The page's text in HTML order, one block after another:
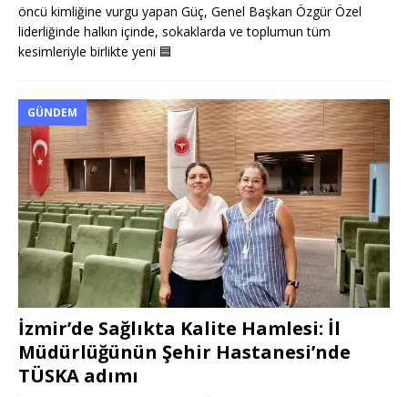
öncü kimliğine vurgu yapan Güç, Genel Başkan Özgür Özel
liderliğinde halkın içinde, sokaklarda ve toplumun tüm
kesimleriyle birlikte yeni 🟦
GÜNDEM
İzmir’de Sağlıkta Kalite Hamlesi: İl
Müdürlüğünün Şehir Hastanesi’nde
TÜSKA adımı